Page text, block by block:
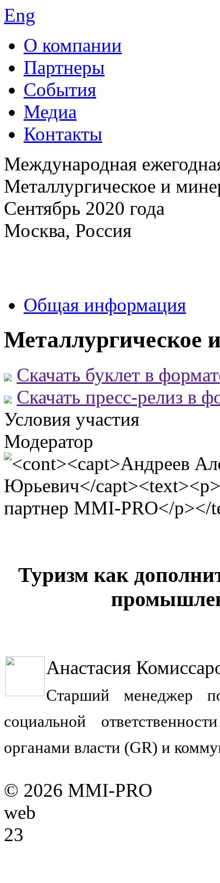
Eng
О компании
Партнеры
События
Медиа
Контакты
Международная
Металлургическое и
Сентябрь 2020 года
Москва, Россия
Общая информация
Металлургическое
Скачать буклет в
Скачать пресс-релиз в
Условия участия
Модератор
Туризм как
Анастасия
Старший менеджер
социальной
органами власти (GR) и
© 2026 MMI-PRO
web
23